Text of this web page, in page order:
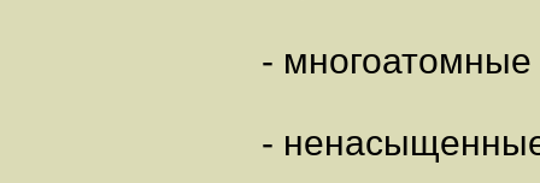
- многоатомные
-